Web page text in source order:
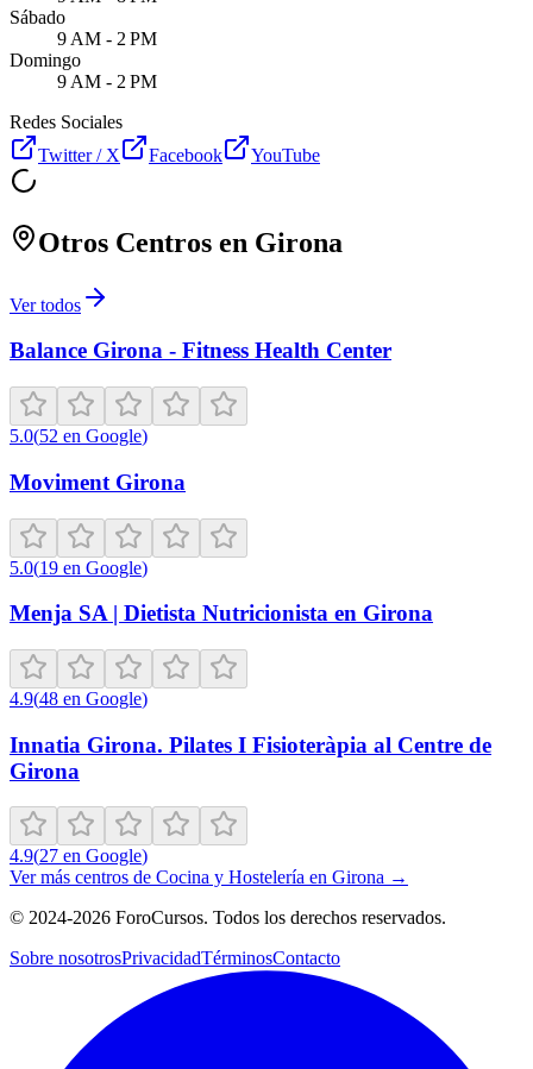
Sábado
9 AM - 2 PM
Domingo
9 AM - 2 PM
Redes Sociales
Twitter / X
Facebook YouTube
Otros Centros en Girona
Ver todos
Balance Girona - Fitness Health Center
5.0(52 en Google)
Moviment Girona
5.0(19 en Google)
Menja SA | Dietista Nutricionista en Girona
4.9(48 en Google)
Innatia Girona. Pilates I Fisioteràpia al Centre de
Girona
4.9(27 en Google)
Ver más centros de Cocina y Hostelería en Girona →
© 2024-2026 ForoCursos. Todos los derechos reservados.
Sobre nosotrosPrivacidadTérminosContacto